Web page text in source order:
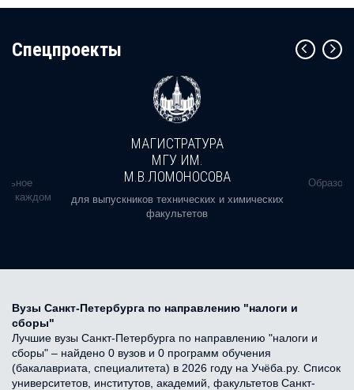
Cпецпроекты
в каждом
МАГИСТРАТУРА
МГУ ИМ.
М.В.ЛОМОНОСОВА
для выпускников технических и химических
факультетов
Вузы Санкт-Петербурга по направлению "налоги и
сборы"
Лучшие вузы Санкт-Петербурга по направлению "налоги и
сборы" – найдено 0 вузов и 0 программ обучения
(бакалавриата, специалитета) в 2026 году на Учёба.ру. Список
университетов, институтов, академий, факультетов Санкт-